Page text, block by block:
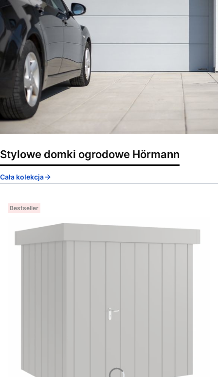
Stylowe domki ogrodowe Hörmann
Cała kolekcja
Bestseller